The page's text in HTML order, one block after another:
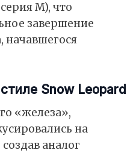
M), что
завершение
начавшегося
Snow Leopard
«железа»,
на
аналог